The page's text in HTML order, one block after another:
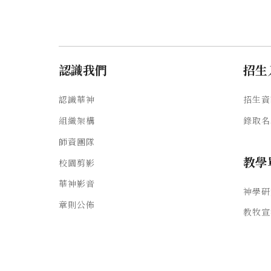
認識我們
認識華神
組織架構
師資團隊
校園剪影
華神影音
章則公佈
招生
招生
錄取
教學
神學
教牧